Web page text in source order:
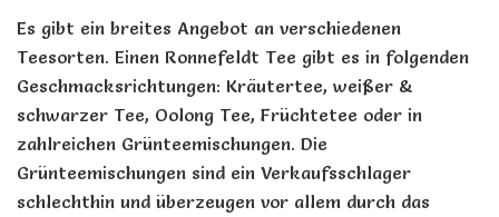
Es gibt ein breites Angebot an verschiedenen
Teesorten. Einen Ronnefeldt Tee gibt es in folgenden
Geschmacksrichtungen: Kräutertee, weißer &
schwarzer Tee, Oolong Tee, Früchtetee oder in
zahlreichen Grünteemischungen. Die
Grünteemischungen sind ein Verkaufsschlager
schlechthin und überzeugen vor allem durch das